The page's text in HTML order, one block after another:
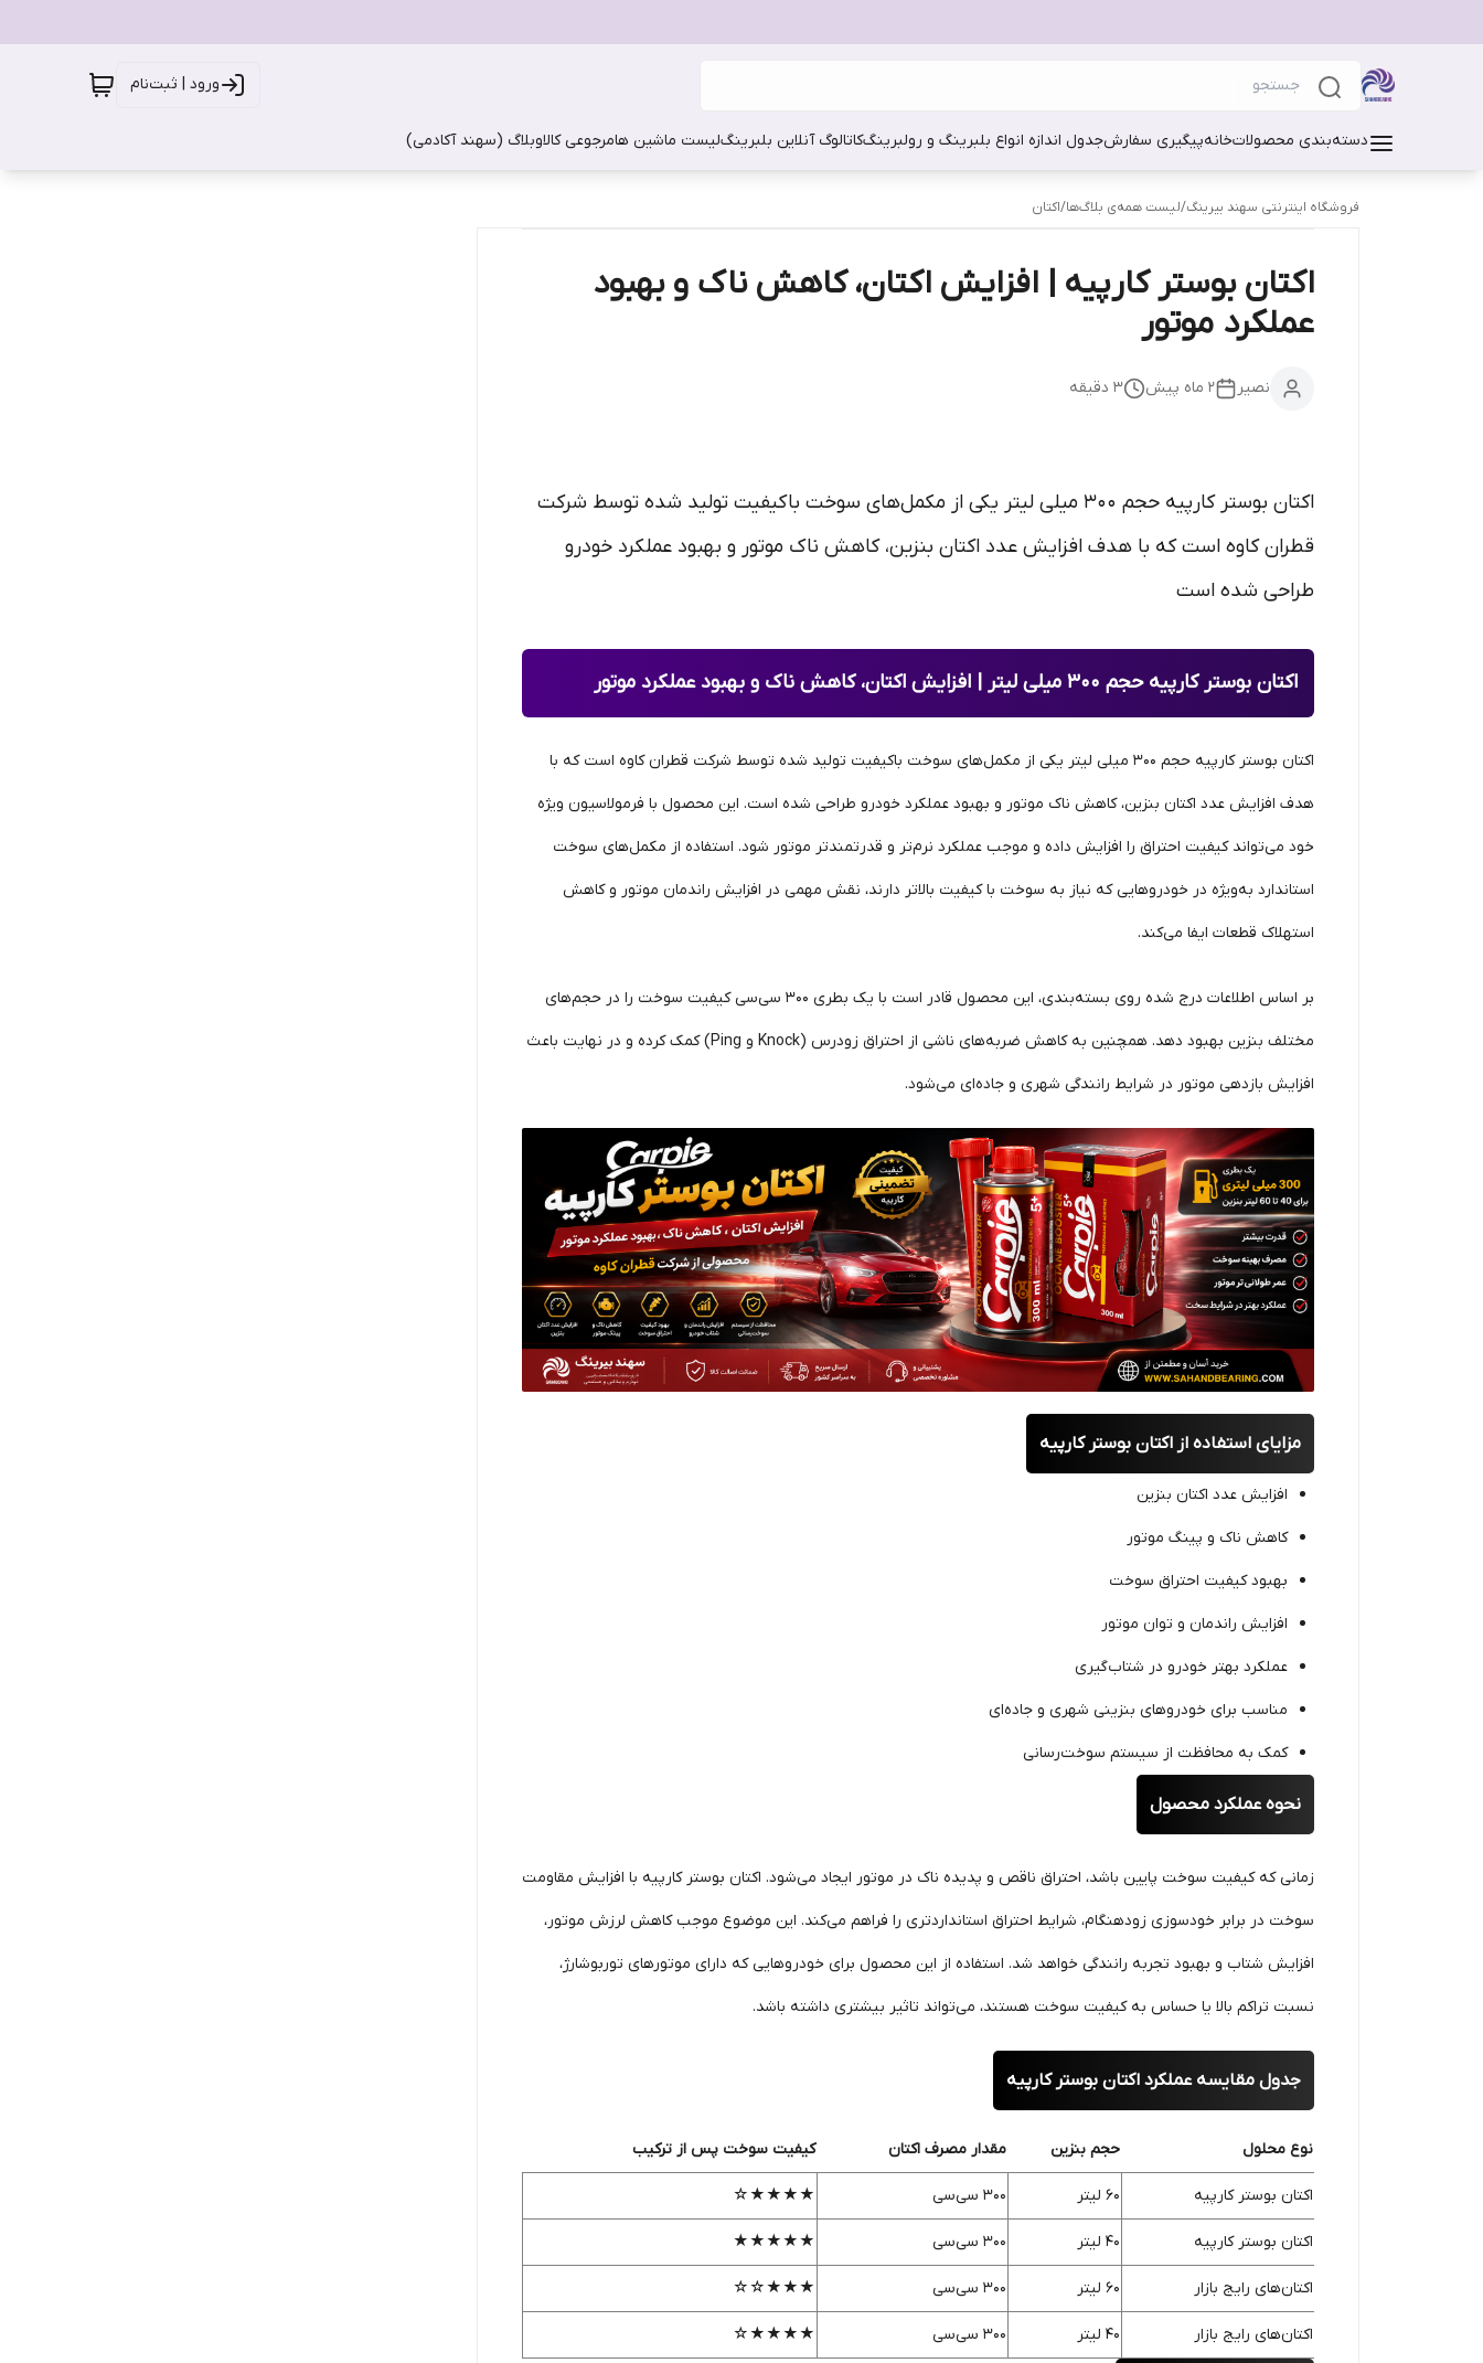
ورود | ثبت‌نام
دسته‌بندی محصولاتخانهپیگیری سفارشجدول اندازه انواع بلبرینگ و رولبرینگکاتالوگ آنلاین بلبرینگلیست ماشین هامرجوعی کالاوبلاگ (سهند آکادمی)
فروشگاه اینترنتی سهند بیرینگ/لیست همه‌ی بلاگ‌ها/اکتان
اکتان بوستر کارپیه | افزایش اکتان، کاهش ناک و بهبود
عملکرد موتور
نصیر ۲ ماه پیش 3 دقیقه
اکتان بوستر کارپیه حجم 300 میلی لیتر یکی از مکمل‌های سوخت باکیفیت تولید شده توسط شرکت
قطران کاوه است که با هدف افزایش عدد اکتان بنزین، کاهش ناک موتور و بهبود عملکرد خودرو
طراحی شده است
اکتان بوستر کارپیه حجم 300 میلی لیتر | افزایش اکتان، کاهش ناک و بهبود عملکرد موتور
اکتان بوستر کارپیه حجم 300 میلی لیتر یکی از مکمل‌های سوخت باکیفیت تولید شده توسط شرکت قطران کاوه است که با
هدف افزایش عدد اکتان بنزین، کاهش ناک موتور و بهبود عملکرد خودرو طراحی شده است. این محصول با فرمولاسیون ویژه
خود می‌تواند کیفیت احتراق را افزایش داده و موجب عملکرد نرم‌تر و قدرتمندتر موتور شود. استفاده از مکمل‌های سوخت
استاندارد به‌ویژه در خودروهایی که نیاز به سوخت با کیفیت بالاتر دارند، نقش مهمی در افزایش راندمان موتور و کاهش
استهلاک قطعات ایفا می‌کند.
بر اساس اطلاعات درج شده روی بسته‌بندی، این محصول قادر است با یک بطری 300 سی‌سی کیفیت سوخت را در حجم‌های
مختلف بنزین بهبود دهد. همچنین به کاهش ضربه‌های ناشی از احتراق زودرس (Knock و Ping) کمک کرده و در نهایت باعث
افزایش بازدهی موتور در شرایط رانندگی شهری و جاده‌ای می‌شود.
مزایای استفاده از اکتان بوستر کارپیه
افزایش عدد اکتان بنزین
کاهش ناک و پینگ موتور
بهبود کیفیت احتراق سوخت
افزایش راندمان و توان موتور
عملکرد بهتر خودرو در شتاب‌گیری
مناسب برای خودروهای بنزینی شهری و جاده‌ای
کمک به محافظت از سیستم سوخت‌رسانی
نحوه عملکرد محصول
زمانی که کیفیت سوخت پایین باشد، احتراق ناقص و پدیده ناک در موتور ایجاد می‌شود. اکتان بوستر کارپیه با افزایش مقاومت
سوخت در برابر خودسوزی زودهنگام، شرایط احتراق استانداردتری را فراهم می‌کند. این موضوع موجب کاهش لرزش موتور،
افزایش شتاب و بهبود تجربه رانندگی خواهد شد. استفاده از این محصول برای خودروهایی که دارای موتورهای توربوشارژ،
نسبت تراکم بالا یا حساس به کیفیت سوخت هستند، می‌تواند تاثیر بیشتری داشته باشد.
جدول مقایسه عملکرد اکتان بوستر کارپیه
نوع محلول حجم بنزین مقدار مصرف اکتان کیفیت سوخت پس از ترکیب
اکتان بوستر کارپیه 60 لیتر 300 سی‌سی ★★★★☆
اکتان بوستر کارپیه 40 لیتر 300 سی‌سی ★★★★★
اکتان‌های رایج بازار 60 لیتر 300 سی‌سی ★★★☆☆
اکتان‌های رایج بازار 40 لیتر 300 سی‌سی ★★★★☆